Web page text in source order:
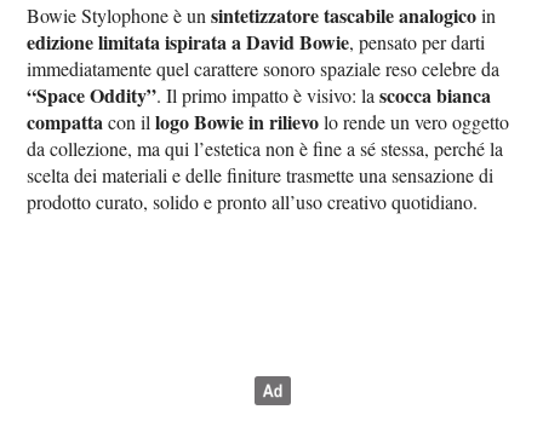
Bowie Stylophone è unsintetizzatore tascabile analogicoin
edizione limitata ispirata a David Bowie, pensato per darti
immediatamente quel carattere sonoro spaziale reso celebre da
“Space Oddity”. Il primo impatto è visivo: lascocca bianca
compattacon illogo Bowie in rilievolo rende un vero oggetto
da collezione, ma qui l’estetica non è fine a sé stessa, perché la
scelta dei materiali e delle finiture trasmette una sensazione di
prodotto curato, solido e pronto all’uso creativo quotidiano.